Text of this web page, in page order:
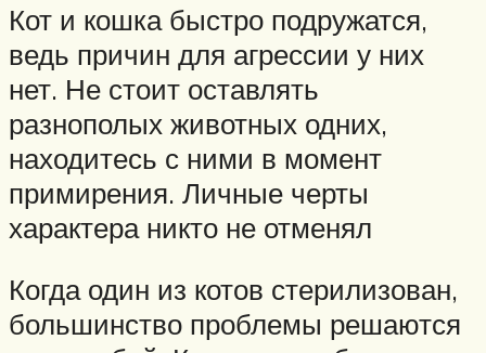
Кот и кошка быстро подружатся,
ведь причин для агрессии у них
нет. Не стоит оставлять
разнополых животных одних,
находитесь с ними в момент
примирения. Личные черты
характера никто не отменял
Когда один из котов стерилизован,
большинство проблемы решаются